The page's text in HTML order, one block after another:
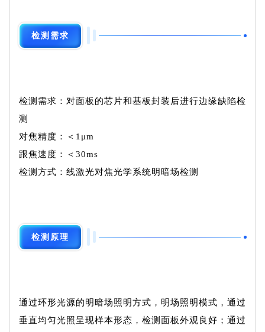
检测需求
检测需求：对面板的芯片和基板封装后进行边缘缺陷检
测
对焦精度：＜1μm
跟焦速度：＜30ms
检测方式：线激光对焦光学系统明暗场检测
检测原理
通过环形光源的明暗场照明方式，明场照明模式，通过
垂直均匀光照呈现样本形态，检测面板外观良好；通过